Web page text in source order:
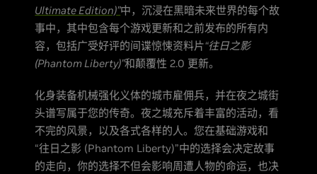
Ultimate Edition)”中，沉浸在黑暗未来世界的每个故
事中，其中包含每个游戏更新和之前发布的所有内
容，包括广受好评的间谍惊悚资料片“往日之影
(Phantom Liberty)”和颠覆性 2.0 更新。
化身装备机械强化义体的城市雇佣兵，并在夜之城街
头谱写属于您的传奇。夜之城充斥着丰富的活动，看
不完的风景，以及各式各样的人。您在基础游戏和
“往日之影 (Phantom Liberty)”中的选择会决定故事
的走向，你的选择不但会影响周遭人物的命运，也决